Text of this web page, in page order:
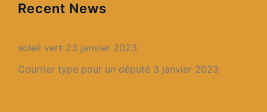
Recent News
soleil vert 23 janvier 2023
Courrier type pour un député 3 janvier 2023